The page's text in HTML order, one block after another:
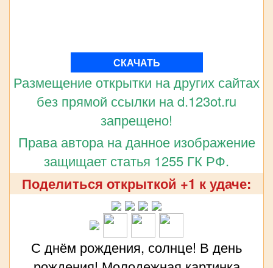
СКАЧАТЬ
Размещение открытки на других сайтах
без прямой ссылки на d.123ot.ru
запрещено!
Права автора на данное изображение
защищает статья 1255 ГК РФ.
Поделиться открыткой +1 к удаче:
С днём рождения, солнце! В день